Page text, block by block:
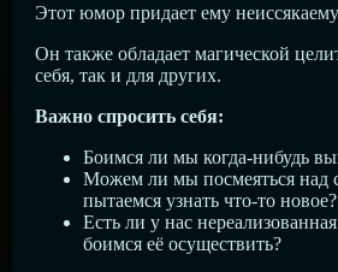
Этот юмор придает ему
Он также обладает магической
себя, так и для других.
Важно спросить себя:
Боимся ли мы когда-нибудь
Можем ли мы посмеяться над
пытаемся узнать что-то новое?
Есть ли у нас
боимся её осуществить?